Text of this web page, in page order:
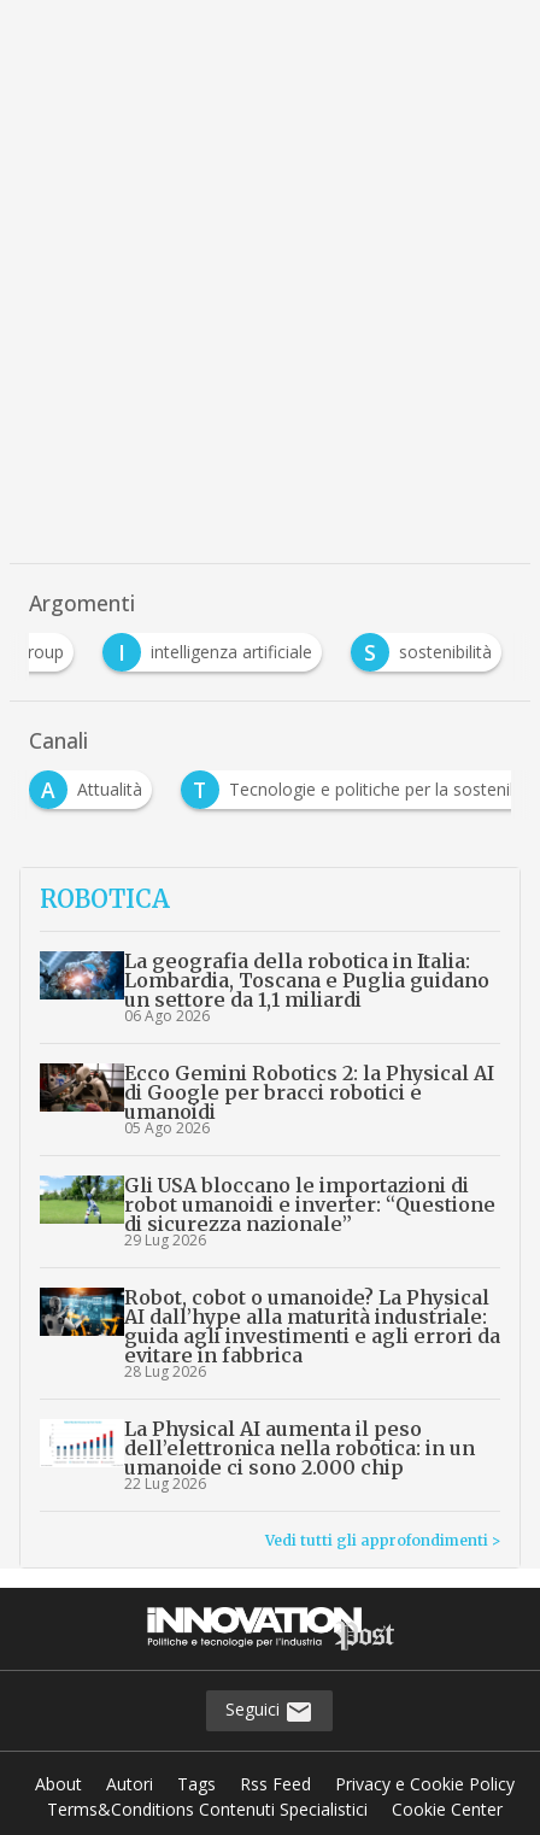
Argomenti
group I intelligenza artificiale S sostenibilità
Canali
A
Attualità T Tecnologie e politiche per la
ROBOTICA
La geografia della robotica in Italia:
Lombardia, Toscana e Puglia guidano
un settore da 1,1 miliardi
06 Ago 2026
Ecco Gemini Robotics 2: la Physical AI
di Google per bracci robotici e
umanoidi
05 Ago 2026
Gli USA bloccano le importazioni di
robot umanoidi e inverter: “Questione
di sicurezza nazionale”
29 Lug 2026
Robot, cobot o umanoide? La Physical
AI dall’hype alla maturità industriale:
guida agli investimenti e agli errori da
evitare in fabbrica
28 Lug 2026
La Physical AI aumenta il peso
dell’elettronica nella robotica: in un
umanoide ci sono 2.000 chip
22 Lug 2026
Vedi tutti gli approfondimenti >
Seguici
About Autori Tags Rss Feed
Privacy e Cookie Policy
Terms&Conditions Contenuti Specialistici
Cookie Center